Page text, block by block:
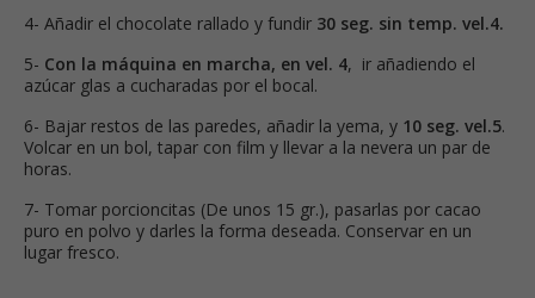
4- Añadir el chocolate rallado y fundir 30 seg. sin temp. vel.4.
5- Con la máquina en marcha, en vel. 4, ir añadiendo el
azúcar glas a cucharadas por el bocal.
6- Bajar restos de las paredes, añadir la yema, y 10 seg. vel.5.
Volcar en un bol, tapar con film y llevar a la nevera un par de
horas.
7- Tomar porcioncitas (De unos 15 gr.), pasarlas por cacao
puro en polvo y darles la forma deseada. Conservar en un
lugar fresco.